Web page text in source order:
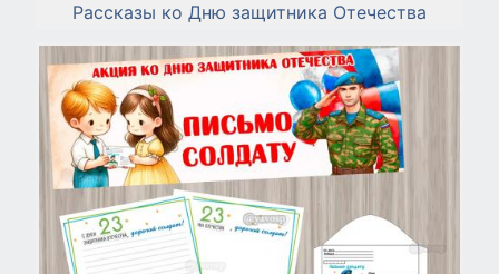
Рассказы ко Дню защитника Отечества